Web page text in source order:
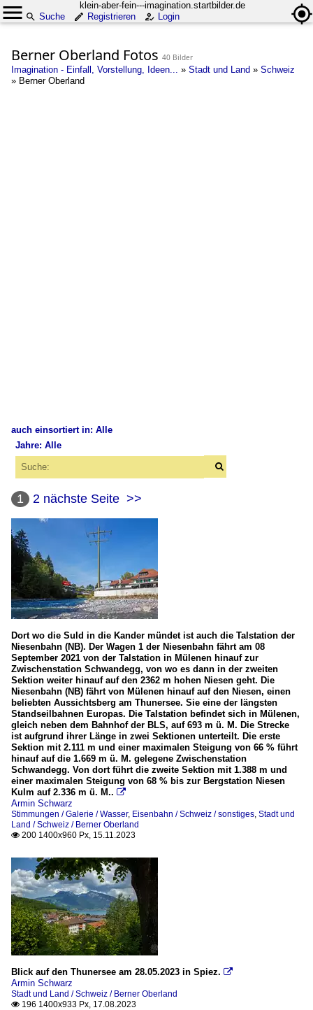
klein-aber-fein---imagination.startbilder.de
Suche
Registrieren Login
Berner Oberland Fotos 40 Bilder
Imagination - Einfall, Vorstellung, Ideen... » Stadt und Land » Schweiz
» Berner Oberland
auch einsortiert in: Alle
Alle Kategorien
Eisenbahn
Schiffe
BLS Schifffahrt Berner Oberland
Brienzersee
Stimmungen
Galerie
Wasser
Wettererscheinungen
Sonne und Mond
Sonnenauf/untergänge
Jahre: Alle
2012
2013
2016
2018
2020
2021
2022
2023
1 2 nächste Seite >>
Dort wo die Suld in die Kander mündet ist auch die Talstation der
Niesenbahn (NB). Der Wagen 1 der Niesenbahn fährt am 08
September 2021 von der Talstation in Mülenen hinauf zur
Zwischenstation Schwandegg, von wo es dann in der zweiten
Sektion weiter hinauf auf den 2362 m hohen Niesen geht. Die
Niesenbahn (NB) fährt von Mülenen hinauf auf den Niesen, einen
beliebten Aussichtsberg am Thunersee. Sie eine der längsten
Standseilbahnen Europas. Die Talstation befindet sich in Mülenen,
gleich neben dem Bahnhof der BLS, auf 693 m ü. M. Die Strecke
ist aufgrund ihrer Länge in zwei Sektionen unterteilt. Die erste
Sektion mit 2.111 m und einer maximalen Steigung von 66 % führt
hinauf auf die 1.669 m ü. M. gelegene Zwischenstation
Schwandegg. Von dort führt die zweite Sektion mit 1.388 m und
einer maximalen Steigung von 68 % bis zur Bergstation Niesen
Kulm auf 2.336 m ü. M.. 
Armin Schwarz
Stimmungen / Galerie / Wasser, Eisenbahn / Schweiz / sonstiges, Stadt und
Land / Schweiz / Berner Oberland
 200 1400x960 Px, 15.11.2023
Blick auf den Thunersee am 28.05.2023 in Spiez. 
Armin Schwarz
Stadt und Land / Schweiz / Berner Oberland
 196 1400x933 Px, 17.08.2023